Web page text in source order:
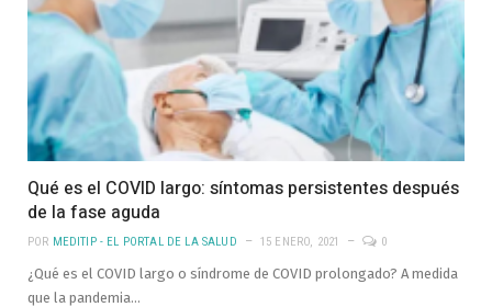
Qué es el COVID largo: síntomas persistentes después
de la fase aguda
POR MEDITIP - EL PORTAL DE LA SALUD 15 ENERO, 2021 0
¿Qué es el COVID largo o síndrome de COVID prolongado? A medida
que la pandemia…